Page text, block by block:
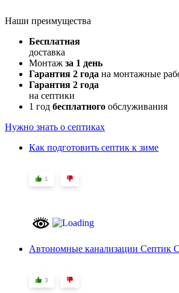
Наши преимущества
Бесплатная
доставка
Монтаж за 1 день
Гарантия 2 года на монтажные
Гарантия 2 года
на септики
1 год бесплатного обслуживания
Нужно знать о септиках
Как подготовить септик к зиме
1
Автономные канализации Септик
3